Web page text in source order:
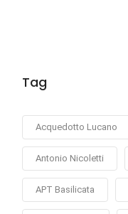
Tag
Acquedotto Lucano
Antonio Nicoletti
APT Basilicata